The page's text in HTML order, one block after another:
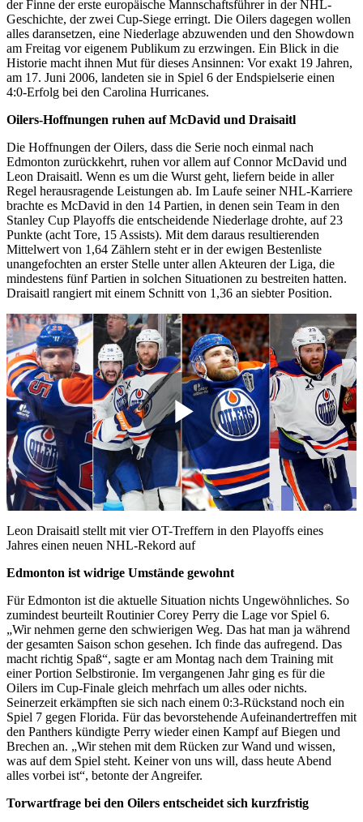
der Finne der erste europäische Mannschaftsführer in der NHL-
Geschichte, der zwei Cup-Siege erringt. Die Oilers dagegen wollen
alles daransetzen, eine Niederlage abzuwenden und den Showdown
am Freitag vor eigenem Publikum zu erzwingen. Ein Blick in die
Historie macht ihnen Mut für dieses Ansinnen: Vor exakt 19 Jahren,
am 17. Juni 2006, landeten sie in Spiel 6 der Endspielserie einen
4:0-Erfolg bei den Carolina Hurricanes.
Oilers-Hoffnungen ruhen auf McDavid und Draisaitl
Die Hoffnungen der Oilers, dass die Serie noch einmal nach
Edmonton zurückkehrt, ruhen vor allem auf Connor McDavid und
Leon Draisaitl. Wenn es um die Wurst geht, liefern beide in aller
Regel herausragende Leistungen ab. Im Laufe seiner NHL-Karriere
brachte es McDavid in den 14 Partien, in denen sein Team in den
Stanley Cup Playoffs die entscheidende Niederlage drohte, auf 23
Punkte (acht Tore, 15 Assists). Mit dem daraus resultierenden
Mittelwert von 1,64 Zählern steht er in der ewigen Bestenliste
unangefochten an erster Stelle unter allen Akteuren der Liga, die
mindestens fünf Partien in solchen Situationen zu bestreiten hatten.
Draisaitl rangiert mit einem Schnitt von 1,36 an siebter Position.
Play
Video
Leon Draisaitl stellt mit vier OT-Treffern in den Playoffs eines
Jahres einen neuen NHL-Rekord auf
Edmonton ist widrige Umstände gewohnt
Für Edmonton ist die aktuelle Situation nichts Ungewöhnliches. So
zumindest beurteilt Routinier Corey Perry die Lage vor Spiel 6.
„Wir nehmen gerne den schwierigen Weg. Das hat man ja während
der gesamten Saison schon gesehen. Ich finde das aufregend. Das
macht richtig Spaß“, sagte er am Montag nach dem Training mit
einer Portion Selbstironie. Im vergangenen Jahr ging es für die
Oilers im Cup-Finale gleich mehrfach um alles oder nichts.
Seinerzeit erkämpften sie sich nach einem 0:3-Rückstand noch ein
Spiel 7 gegen Florida. Für das bevorstehende Aufeinandertreffen mit
den Panthers kündigte Perry wieder einen Kampf auf Biegen und
Brechen an. „Wir stehen mit dem Rücken zur Wand und wissen,
was auf dem Spiel steht. Keiner von uns will, dass heute Abend
alles vorbei ist“, betonte der Angreifer.
Torwartfrage bei den Oilers entscheidet sich kurzfristig